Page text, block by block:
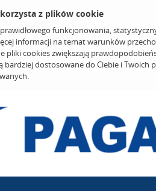
z plików cookie
funkcjonowania,
informacji na temat warunków
pliki cookies zwiększają
bardziej dostosowane do Ciebie i